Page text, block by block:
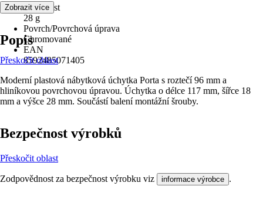
Hmotnost
28 g
Povrch/Povrchová úprava
Chromované
EAN
8592485071405
Zobrazit více
Popis
Přeskočit oblast
Moderní plastová nábytková úchytka Porta s roztečí 96 mm a
hliníkovou povrchovou úpravou. Úchytka o délce 117 mm, šířce 18
mm a výšce 28 mm. Součástí balení montážní šrouby.
Bezpečnost výrobků
Přeskočit oblast
Zodpovědnost za bezpečnost výrobku viz informace výrobce .